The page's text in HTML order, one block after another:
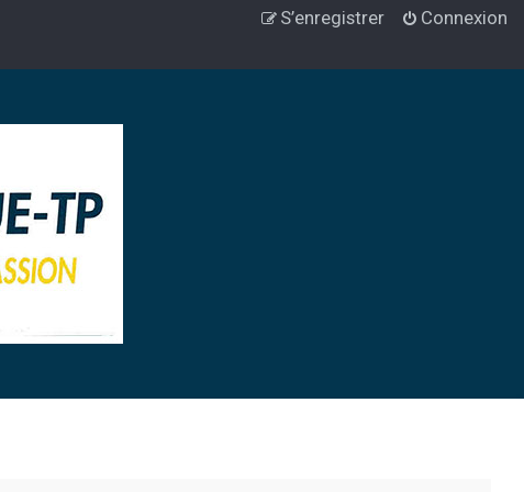
Connexion
S’enregistrer